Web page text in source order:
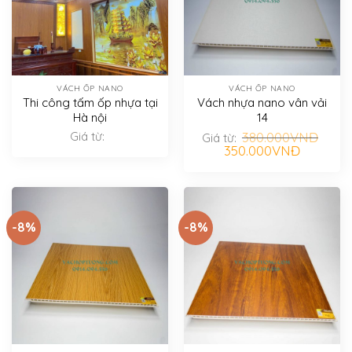
VÁCH ỐP NANO
Thi công tấm ốp nhựa tại
Hà nội
Giá từ:
VÁCH ỐP NANO
Vách nhựa nano vân vải
14
Giá từ: 380.000VNĐ
Giá
gốc
350.000VNĐGiá
-8% -8%